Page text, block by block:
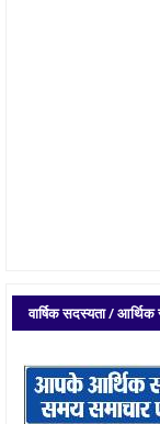
वार्षिक सदस्यता / आर्थिक